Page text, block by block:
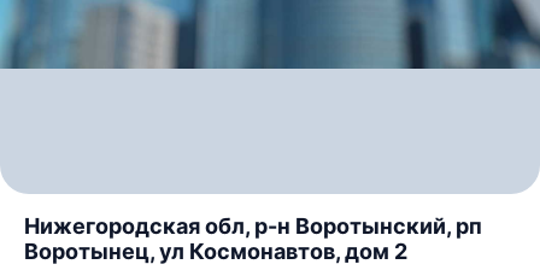
Нижегородская обл, р-н Воротынский, рп
Воротынец, ул Космонавтов, дом 2